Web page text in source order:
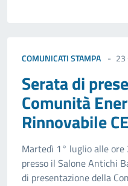
COMUNICATI STAMPA 23
Serata di
Comunità
Rinnovabile
Martedì 1° luglio alle ore
presso il Salone Antichi
di presentazione della